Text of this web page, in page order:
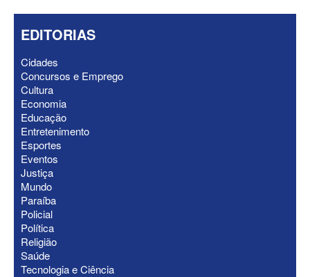
ELEIÇÕES 2026 - Senado: Novo
anuncia Zé Carneiro e Pastor Jader
Medeiros na suplência de Major Fábio
EDITORIAS
Cidades
Concursos e Emprego
Cultura
Economia
Educação
Entretenimento
Esportes
Eventos
Justiça
Mundo
Paraíba
Policial
Política
Religião
Saúde
Tecnologia e Ciência